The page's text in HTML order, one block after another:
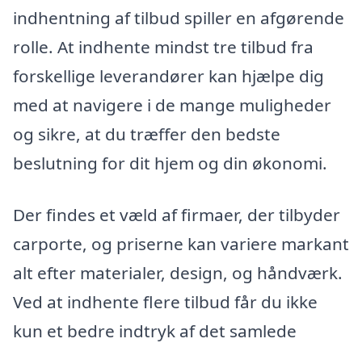
indhentning af tilbud spiller en afgørende
rolle. At indhente mindst tre tilbud fra
forskellige leverandører kan hjælpe dig
med at navigere i de mange muligheder
og sikre, at du træffer den bedste
beslutning for dit hjem og din økonomi.
Der findes et væld af firmaer, der tilbyder
carporte, og priserne kan variere markant
alt efter materialer, design, og håndværk.
Ved at indhente flere tilbud får du ikke
kun et bedre indtryk af det samlede